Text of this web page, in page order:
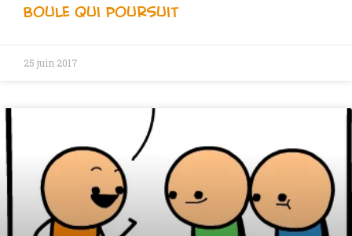
Boule qui Poursuit
25 juin 2017